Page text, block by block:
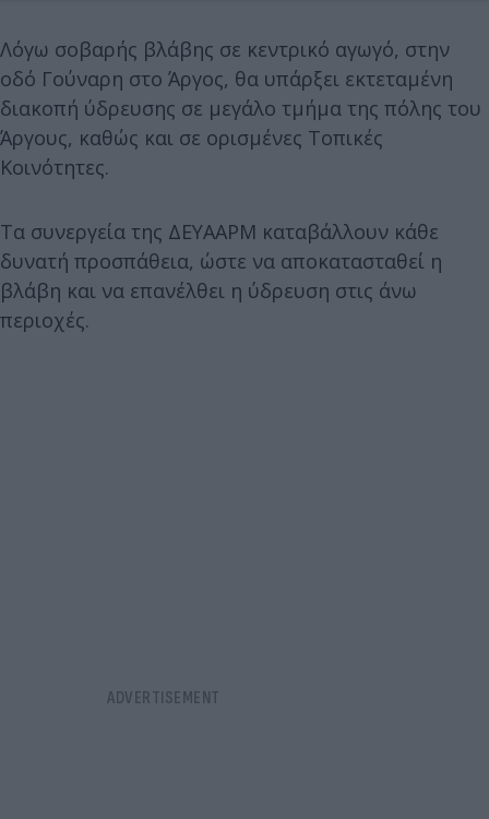
Λόγω σοβαρής βλάβης σε κεντρικό αγωγό, στην
οδό Γούναρη στο Άργος, θα υπάρξει εκτεταμένη
διακοπή ύδρευσης σε μεγάλο τμήμα της πόλης του
Άργους, καθώς και σε ορισμένες Τοπικές
Κοινότητες.
Τα συνεργεία της ΔΕΥΑΑΡΜ καταβάλλουν κάθε
δυνατή προσπάθεια, ώστε να αποκατασταθεί η
βλάβη και να επανέλθει η ύδρευση στις άνω
περιοχές.